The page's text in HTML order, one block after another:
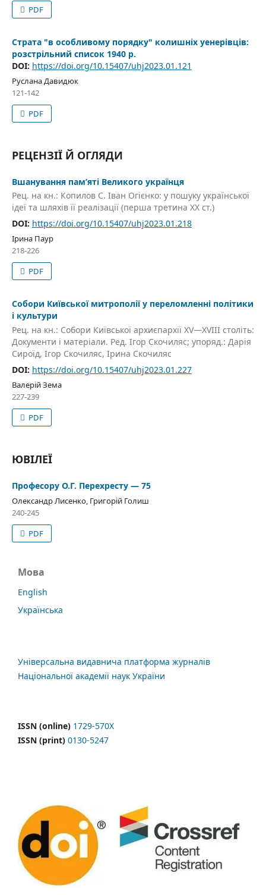
PDF
Страта "в особливому порядку" колишніх уенерівців:
розстрільний список 1940 р.
DOI: https://doi.org/10.15407/uhj2023.01.121
Руслана Давидюк
121-142
PDF
РЕЦЕНЗІЇ Й ОГЛЯДИ
Вшанування пам’яті Великого українця
Рец. на кн.: Копилов С. Іван Огієнко: у пошуку української
ідеї та шляхів її реалізації (перша третина ХХ ст.)
DOI: https://doi.org/10.15407/uhj2023.01.218
Ірина Паур
218-226
PDF
Собори Київської митрополії у переломленні політики
і культури
Рец. на кн.: Собори Київської архиєпархії XV—XVIII століть:
Документи і матеріали. Ред. Ігор Скочиляс; упоряд.: Дарія
Сироїд, Ігор Скочиляс, Ірина Скочиляс
DOI: https://doi.org/10.15407/uhj2023.01.227
Валерій Зема
227-239
PDF
ЮВІЛЕЇ
Професору О.Г. Перехресту — 75
Олександр Лисенко, Григорій Голиш
240-245
PDF
Мова
English
Українська
Універсальна видавнича платформа журналів
Національної академії наук України
ISSN (online) 1729-570X
ISSN (print) 0130-5247